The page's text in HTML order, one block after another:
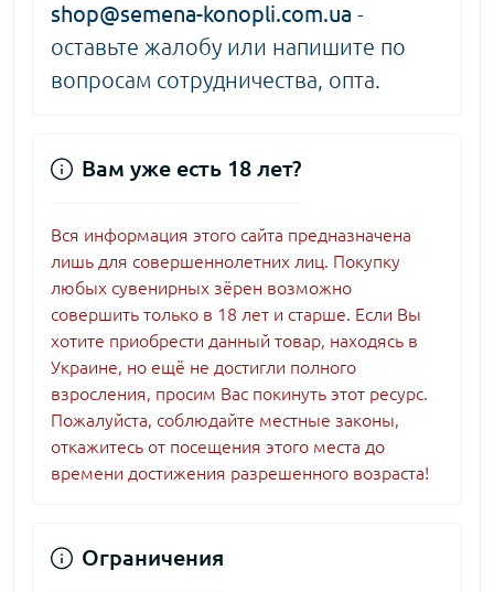
shop@semena-konopli.com.ua -
оставьте жалобу или напишите по
вопросам сотрудничества, опта.
Вам уже есть 18 лет?
Вся информация этого сайта предназначена
лишь для совершеннолетних лиц. Покупку
любых сувенирных зёрен возможно
совершить только в 18 лет и старше. Если Вы
хотите приобрести данный товар, находясь в
Украине, но ещё не достигли полного
взросления, просим Вас покинуть этот ресурс.
Пожалуйста, соблюдайте местные законы,
откажитесь от посещения этого места до
времени достижения разрешенного возраста!
Ограничения